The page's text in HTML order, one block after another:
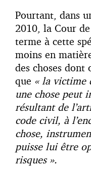
Pourtant, dans
2010, la Cour
terme à cette
moins en
des choses dont
que « la victime
une chose peut
résultant de
code civil, à
chose,
puisse lui être
risques ».